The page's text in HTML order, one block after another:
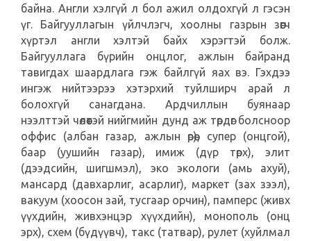
байна. Англи хэлгүй л бол ажил олдохгүй л гэсэн
үг. Байгууллагын үйлчлэгч, хоолны газрын зөөгч
хүртэл англи хэлтэй байх хэрэгтэй болж.
Байгууллага бүрийн онцлог, ажлын байранд
тавигдах шаардлага гэж байлгүй яах вэ. Гэхдээ
ингэж нийтээрээ хэтэрхий туйлширч арай л
болохгүй санагдана. Ардчиллын буянаар
нээлттэй чөлөөтэй нийгмийн дунд аж төрдөг болсноор
оффис (албан газар, ажлын өрөө), супер (онцгой),
баар (уушийн газар), имиж (дүр төрх), элит
(дээдсийн, шигшмэл), эко экологи (амь ахуй),
мансард (давхарлиг, асарлиг), маркет (зах зээл),
вакуум (хоосон зай, тусгаар орчин), памперс (живх
үүхдийн, живхэнцэр хүүхдийн), монополь (онц
эрх), схем (бүдүүвч), такс (татвар), рулет (хуйлмал